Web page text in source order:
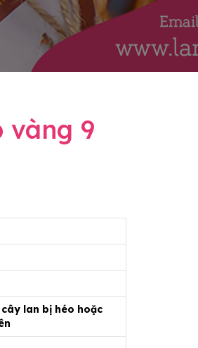
vàng 9
lan bị héo hoặc